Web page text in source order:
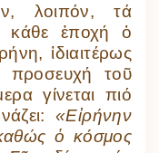
λοιπόν, τά
κάθε ἐποχή ὁ
ἰδιαιτέρως
προσευχή τοῦ
γίνεται πιό
«Εἰρήνην
ὁ κόσμος